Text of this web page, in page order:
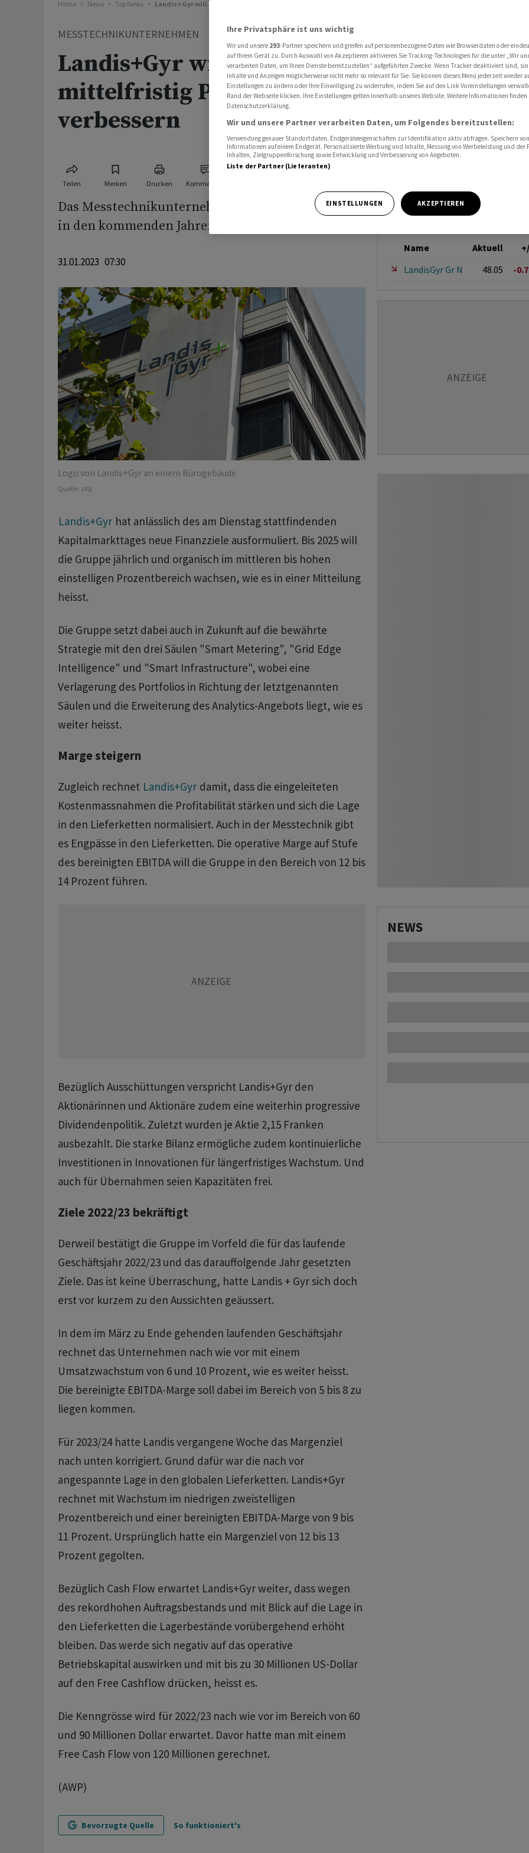
Home News Top News Landis+Gyr will mittelfristig Profitabilität verbessern
MESSTECHNIKUNTERNEHMEN
Landis+Gyr will
mittelfristig Profitabilität
verbessern
Teilen Merken Drucken Kommentare
Das Messtechnikunternehmen Landis+Gyr strebt
in den kommenden Jahren weiteres Wachstum an.
31.01.2023 07:30
Logo von Landis+Gyr an einem Bürogebäude.
Quelle: zVg
Landis+Gyr hat anlässlich des am Dienstag stattfindenden
Kapitalmarkttages neue Finanzziele ausformuliert. Bis 2025 will
die Gruppe jährlich und organisch im mittleren bis hohen
einstelligen Prozentbereich wachsen, wie es in einer Mitteilung
heisst.
Die Gruppe setzt dabei auch in Zukunft auf die bewährte
Strategie mit den drei Säulen "Smart Metering", "Grid Edge
Intelligence" und "Smart Infrastructure", wobei eine
Verlagerung des Portfolios in Richtung der letztgenannten
Säulen und die Erweiterung des Analytics-Angebots liegt, wie es
weiter heisst.
Marge steigern
Zugleich rechnet Landis+Gyr damit, dass die eingeleiteten
Kostenmassnahmen die Profitabilität stärken und sich die Lage
in den Lieferketten normalisiert. Auch in der Messtechnik gibt
es Engpässe in den Lieferketten. Die operative Marge auf Stufe
des bereinigten EBITDA will die Gruppe in den Bereich von 12 bis
14 Prozent führen.
Bezüglich Ausschüttungen verspricht Landis+Gyr den
Aktionärinnen und Aktionäre zudem eine weiterhin progressive
Dividendenpolitik. Zuletzt wurden je Aktie 2,15 Franken
ausbezahlt. Die starke Bilanz ermögliche zudem kontinuierliche
Investitionen in Innovationen für längerfristiges Wachstum. Und
auch für Übernahmen seien Kapazitäten frei.
Ziele 2022/23 bekräftigt
Derweil bestätigt die Gruppe im Vorfeld die für das laufende
Geschäftsjahr 2022/23 und das darauffolgende Jahr gesetzten
Ziele. Das ist keine Überraschung, hatte Landis + Gyr sich doch
erst vor kurzem zu den Aussichten geäussert.
In dem im März zu Ende gehenden laufenden Geschäftsjahr
rechnet das Unternehmen nach wie vor mit einem
Umsatzwachstum von 6 und 10 Prozent, wie es weiter heisst.
Die bereinigte EBITDA-Marge soll dabei im Bereich von 5 bis 8 zu
liegen kommen.
Für 2023/24 hatte Landis vergangene Woche das Margenziel
nach unten korrigiert. Grund dafür war die nach vor
angespannte Lage in den globalen Lieferketten. Landis+Gyr
rechnet mit Wachstum im niedrigen zweistelligen
Prozentbereich und einer bereinigten EBITDA-Marge von 9 bis
11 Prozent. Ursprünglich hatte ein Margenziel von 12 bis 13
Prozent gegolten.
Bezüglich Cash Flow erwartet Landis+Gyr weiter, dass wegen
des rekordhohen Auftragsbestands und mit Blick auf die Lage in
den Lieferketten die Lagerbestände vorübergehend erhöht
bleiben. Das werde sich negativ auf das operative
Betriebskapital auswirken und mit bis zu 30 Millionen US-Dollar
auf den Free Cashflow drücken, heisst es.
Die Kenngrösse wird für 2022/23 nach wie vor im Bereich von 60
und 90 Millionen Dollar erwartet. Davor hatte man mit einem
Free Cash Flow von 120 Millionen gerechnet.
(AWP)
Bevorzugte Quelle So funktioniert's
Name Aktuell
LandisGyr Gr N
48.05 -
NEWS
Ihre Privatsphäre ist uns wichtig
Wir und unsere 293-Partner speichern und greifen auf personenbezogene Daten wie Browserdaten oder
auf Ihrem Gerät zu. Durch Auswahl von Akzeptieren aktivieren Sie Tracking-Technologien für die unter „Wir
verarbeiten Daten, um Ihnen Dienste bereitzustellen“ aufgeführten Zwecke. Wenn Tracker deaktiviert sind,
Inhalte und Anzeigen möglicherweise nicht mehr so relevant für Sie. Sie können dieses Menü jederzeit wieder
Einstellungen zu ändern oder Ihre Einwilligung zu widerrufen, indem Sie auf den Link Voreinstellungen
Rand der Webseite klicken. Ihre Einstellungen gelten innerhalb unseres Website. Weitere Informationen finden
Datenschutzerklärung.
Wir und unsere Partner verarbeiten Daten, um Folgendes bereitzustellen:
Verwendung genauer Standortdaten. Endgeräteeigenschaften zur Identifikation aktiv abfragen. Speichern
Informationen auf einem Endgerät. Personalisierte Werbung und Inhalte, Messung von Werbeleistung und der
Inhalten, Zielgruppenforschung sowie Entwicklung und Verbesserung von Angeboten.
Liste der Partner (Lieferanten)
EINSTELLUNGEN AKZEPTIEREN